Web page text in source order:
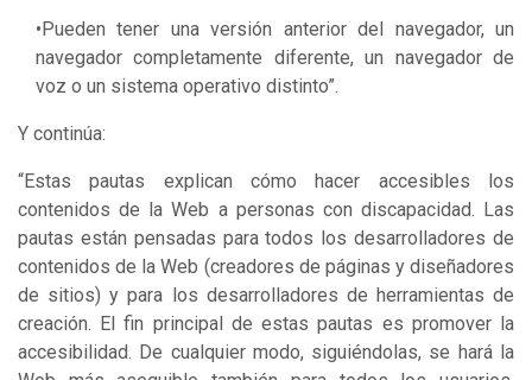
•Pueden tener una versión anterior del navegador, un
navegador completamente diferente, un navegador de
voz o un sistema operativo distinto”.
Y continúa:
“Estas pautas explican cómo hacer accesibles los
contenidos de la Web a personas con discapacidad. Las
pautas están pensadas para todos los desarrolladores de
contenidos de la Web (creadores de páginas y diseñadores
de sitios) y para los desarrolladores de herramientas de
creación. El fin principal de estas pautas es promover la
accesibilidad. De cualquier modo, siguiéndolas, se hará la